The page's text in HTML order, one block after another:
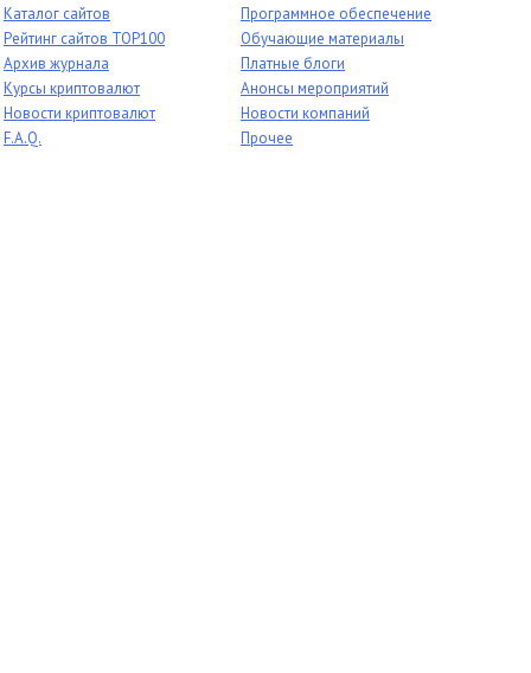
Каталог сайтов
Рейтинг сайтов TOP100
Архив журнала
Курсы криптовалют
Новости криптовалют
F.A.Q.
Программное обеспечение
Обучающие материалы
Платные блоги
Анонсы мероприятий
Новости компаний
Прочее